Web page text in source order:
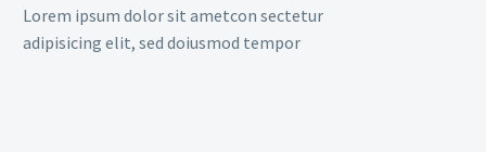
Lorem ipsum dolor sit ametcon sectetur
adipisicing elit, sed doiusmod tempor